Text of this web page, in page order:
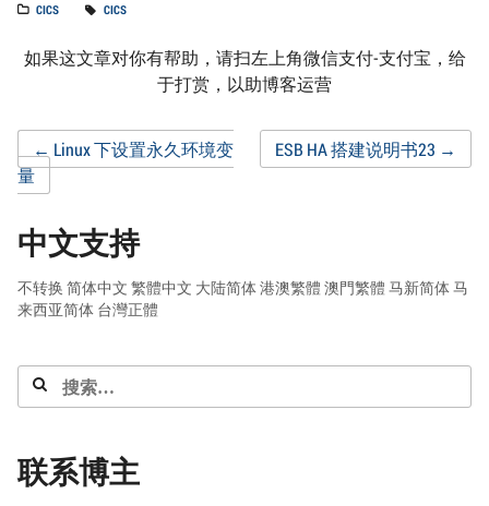
CICS CICS
如果这文章对你有帮助，请扫左上角微信支付-支付宝，给
于打赏，以助博客运营
Post
navigation
← Linux 下设置永久环境变
量
ESB HA 搭建说明书23 →
中文支持
不转换 简体中文 繁體中文 大陆简体港澳繁體 澳門繁體 马新简体马
来西亚简体 台灣正體
搜
索：
联系博主